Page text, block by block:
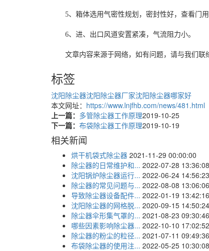
5、箱体选用气密性规划，密封性好，查看门
6、进、出口风道安置紧凑，气流阻力小。
文章内容来源于网络，如有问题，请与我们联
标签
沈阳除尘器沈阳除尘器厂家沈阳除尘器哪家好
本文网址： https://www.lnjfhb.com/news/481.html
上一篇： 多管除尘器工作原理2019-10-25
下一篇： 布袋除尘器工作原理2019-10-19
相关新闻
烘干机袋式除尘器 2021-11-29 00:00:00
除尘器的日常维护和... 2022-07-28 13:36:08
沈阳锅炉除尘器运行... 2022-06-24 14:56:23
除尘器的常见问题与... 2022-08-08 13:06:06
导致除尘器设备配件... 2022-01-19 13:42:16
沈阳除尘器的网格脱... 2020-09-15 14:50:24
除尘器伞形集气罩的... 2021-08-23 09:30:46
哪些因素影响除尘器... 2022-10-10 17:02:52
除尘器的粉尘的粒径... 2021-07-11 09:49:36
布袋除尘器的使用注... 2022-05-25 10:30:08